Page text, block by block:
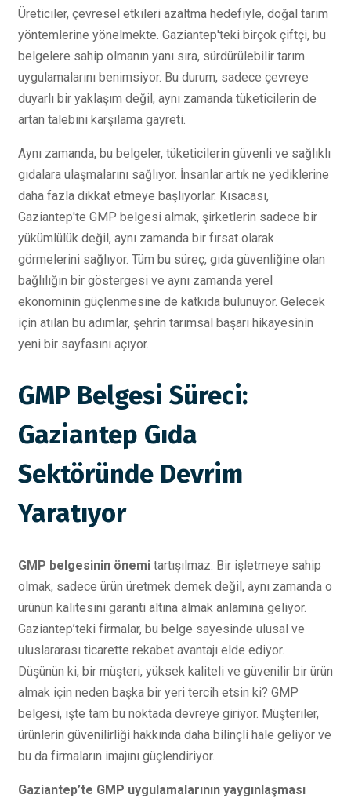
Üreticiler, çevresel etkileri azaltma hedefiyle, doğal tarım
yöntemlerine yönelmekte. Gaziantep'teki birçok çiftçi, bu
belgelere sahip olmanın yanı sıra, sürdürülebilir tarım
uygulamalarını benimsiyor. Bu durum, sadece çevreye
duyarlı bir yaklaşım değil, aynı zamanda tüketicilerin de
artan talebini karşılama gayreti.
Aynı zamanda, bu belgeler, tüketicilerin güvenli ve sağlıklı
gıdalara ulaşmalarını sağlıyor. İnsanlar artık ne yediklerine
daha fazla dikkat etmeye başlıyorlar. Kısacası,
Gaziantep'te GMP belgesi almak, şirketlerin sadece bir
yükümlülük değil, aynı zamanda bir fırsat olarak
görmelerini sağlıyor. Tüm bu süreç, gıda güvenliğine olan
bağlılığın bir göstergesi ve aynı zamanda yerel
ekonominin güçlenmesine de katkıda bulunuyor. Gelecek
için atılan bu adımlar, şehrin tarımsal başarı hikayesinin
yeni bir sayfasını açıyor.
GMP Belgesi Süreci:
Gaziantep Gıda
Sektöründe Devrim
Yaratıyor
GMP belgesinin önemi tartışılmaz. Bir işletmeye sahip
olmak, sadece ürün üretmek demek değil, aynı zamanda o
ürünün kalitesini garanti altına almak anlamına geliyor.
Gaziantep’teki firmalar, bu belge sayesinde ulusal ve
uluslararası ticarette rekabet avantajı elde ediyor.
Düşünün ki, bir müşteri, yüksek kaliteli ve güvenilir bir ürün
almak için neden başka bir yeri tercih etsin ki? GMP
belgesi, işte tam bu noktada devreye giriyor. Müşteriler,
ürünlerin güvenilirliği hakkında daha bilinçli hale geliyor ve
bu da firmaların imajını güçlendiriyor.
Gaziantep’te GMP uygulamalarının yaygınlaşması